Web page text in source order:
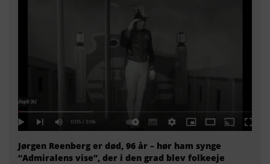
Jørgen Reenberg er død, 96 år – hør ham synge
“Admiralens vise”, der i den grad blev folkeeje